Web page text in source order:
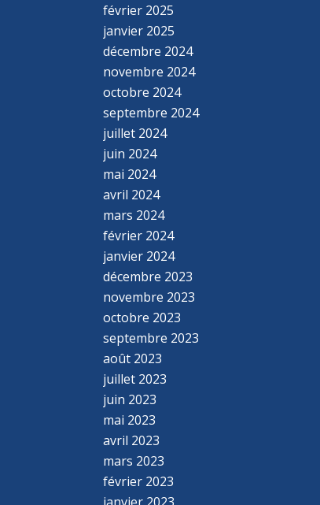
février 2025
janvier 2025
décembre 2024
novembre 2024
octobre 2024
septembre 2024
juillet 2024
juin 2024
mai 2024
avril 2024
mars 2024
février 2024
janvier 2024
décembre 2023
novembre 2023
octobre 2023
septembre 2023
août 2023
juillet 2023
juin 2023
mai 2023
avril 2023
mars 2023
février 2023